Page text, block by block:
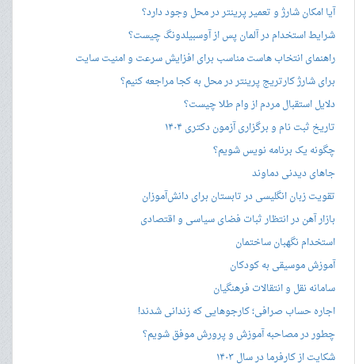
آیا امکان شارژ و تعمیر پرینتر در محل وجود دارد؟
شرایط استخدام در آلمان پس از آوسبیلدونگ چیست؟
راهنمای انتخاب هاست مناسب برای افزایش سرعت و امنیت سایت
برای شارژ کارتریج پرینتر در محل به کجا مراجعه کنیم؟
دلایل استقبال مردم از وام طلا چیست؟
تاریخ ثبت نام و برگزاری آزمون دکتری ۱۴۰۴
چگونه یک برنامه نویس شویم؟
جاهای دیدنی دماوند
تقویت زبان انگلیسی در تابستان برای دانش‌آموزان
بازار آهن در انتظار ثبات فضای سیاسی و اقتصادی
استخدام نگهبان ساختمان
آموزش موسیقی به کودکان
سامانه نقل و انتقالات فرهنگیان
اجاره حساب صرافی؛ کارجوهایی که زندانی شدند!
چطور در مصاحبه‌ آموزش و پرورش موفق شویم؟
شکایت از کارفرما در سال ۱۴۰۳